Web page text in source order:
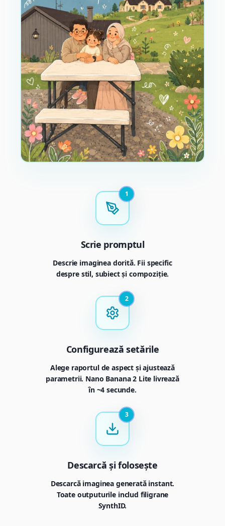
1
Scrie promptul
Descrie imaginea dorită. Fii specific
despre stil, subiect și compoziție.
2
Configurează setările
Alege raportul de aspect și ajustează
parametrii. Nano Banana 2 Lite livrează
în ~4 secunde.
3
Descarcă și folosește
Descarcă imaginea generată instant.
Toate outputurile includ filigrane
SynthID.